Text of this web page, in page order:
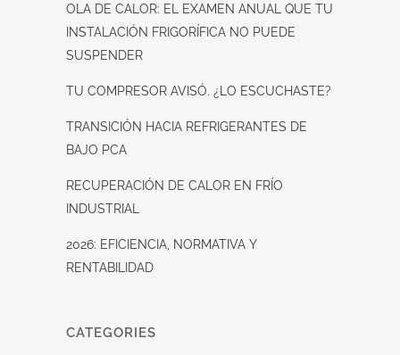
OLA DE CALOR: EL EXAMEN ANUAL QUE TU
INSTALACIÓN FRIGORÍFICA NO PUEDE
SUSPENDER
TU COMPRESOR AVISÓ. ¿LO ESCUCHASTE?
TRANSICIÓN HACIA REFRIGERANTES DE
BAJO PCA
RECUPERACIÓN DE CALOR EN FRÍO
INDUSTRIAL
2026: EFICIENCIA, NORMATIVA Y
RENTABILIDAD
CATEGORIES